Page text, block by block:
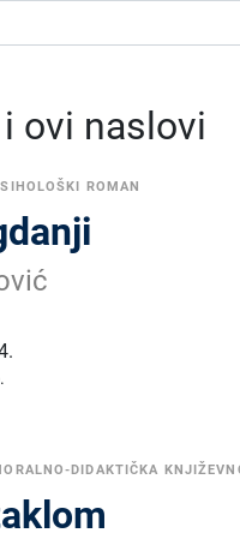
ovi naslovi
ROMAN
DIDAKTIČKA